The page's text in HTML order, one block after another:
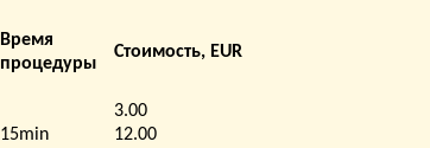
Время
процедуры
Стоимость, EUR
3.00
15min
12.00